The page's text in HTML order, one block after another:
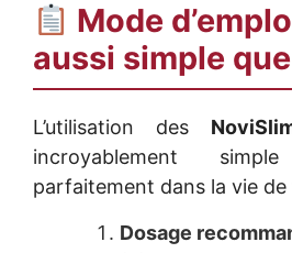
Mode
aussi simple
L’utilisation des
incroyablement
parfaitement dans la vie de
Dosage